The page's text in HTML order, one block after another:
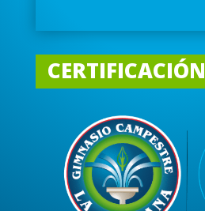
CERTIFICACIÓN